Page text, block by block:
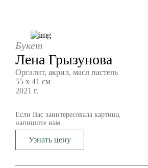
Букет
Лена Грызунова
Оргалит, акрил, масл пастель
55 х 41 см
2021 г.
Если Вас заинтересовала картина,
напишите нам
Узнать цену